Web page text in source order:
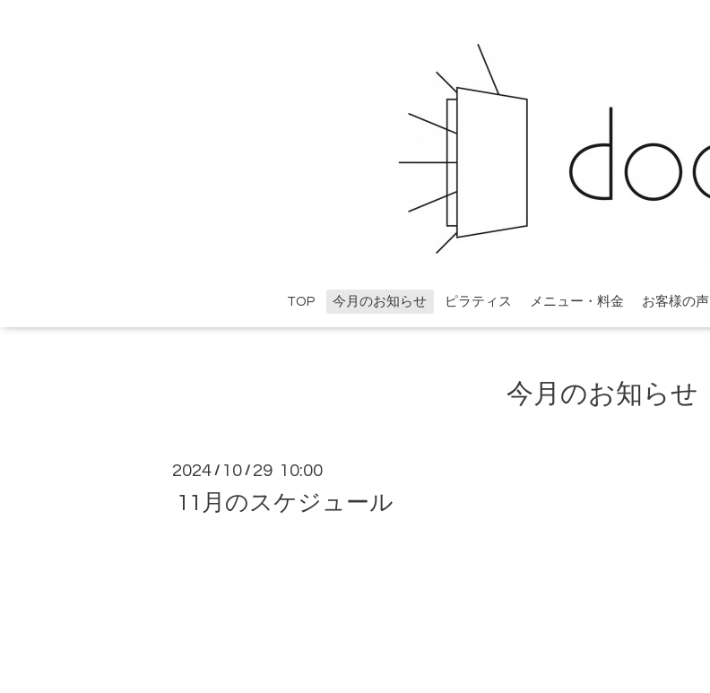
TOP 今月のお知らせ ピラティス メニュー・料金 お客様の声
今月のお知らせ
2024 / 10 / 29 10:00
11月のスケジュール